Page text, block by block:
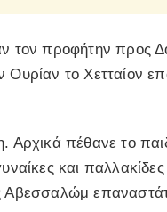
τον προφήτην προς
το Χετταίον
Αρχικά πέθανε το
και
Αβεσσαλώμ